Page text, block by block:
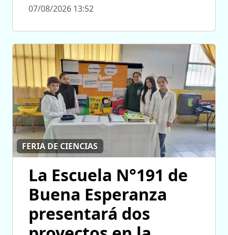
07/08/2026 13:52
FERIA DE CIENCIAS
La Escuela N°191 de
Buena Esperanza
presentará dos